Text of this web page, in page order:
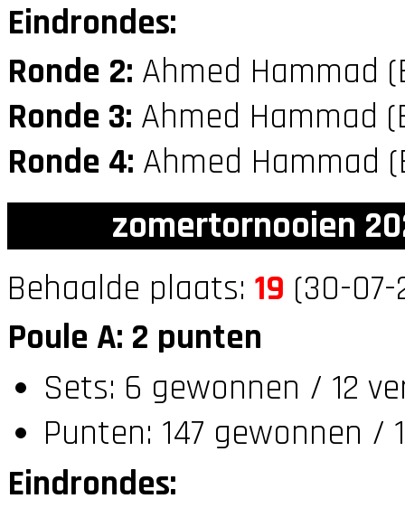
Eindrondes:
Ronde 2: Ahmed Hammad
Ronde 3: Ahmed Hammad
Ronde 4: Ahmed Hammad
zomertornooien
Behaalde plaats: 19 (30-
Poule A: 2 punten
Sets: 6 gewonnen / 12
Punten: 147 gewonnen /
Eindrondes: